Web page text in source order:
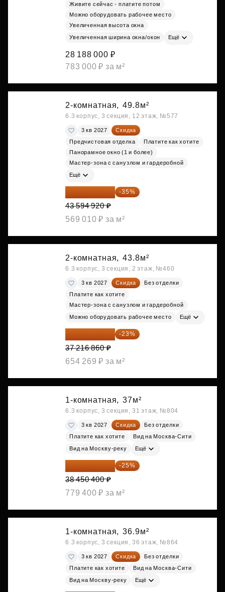
Живите сейчас - платите потом
Можно оборудовать рабочее место
Увеличенная высота окна
Увеличенная ширина окна/окон Ещё
28 188 000 ₽
783 000 ₽ за м²
2-комнатная, 49.8м²
6.3 корпус, 3 секция, 12 этаж, №577
3 кв 2027
Скидка
Предчистовая отделка
Платите как хотите
Панорамное окно (1 и более)
Мастер-зона с санузлом и гардеробной
Ещё
28 336 698 ₽ -35%
43 594 920 ₽
569 010 ₽ за м²
2-комнатная, 43.8м²
6.3 корпус, 3 секция, 2 этаж, №460
3 кв 2027 Скидка
Без отделки
Платите как хотите
Мастер-зона с санузлом и гардеробной
Можно оборудовать рабочее место Ещё
28 656 982 ₽ -23%
37 216 860 ₽
654 269 ₽ за м²
1-комнатная, 37м²
6.3 корпус, 3 секция, 31 этаж, №804
3 кв 2027 Скидка
Без отделки
Платите как хотите
Вид на Москва-Сити
Вид на Москву-реку Ещё
28 837 800 ₽ -25%
38 450 400 ₽
779 400 ₽ за м²
1-комнатная, 36.9м²
6.3 корпус, 3 секция, 36 этаж, №864
3 кв 2027 Скидка
Без отделки
Платите как хотите
Вид на Москва-Сити
Вид на Москву-реку Ещё